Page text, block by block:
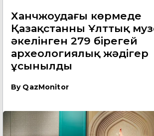
Ханчжоудағы көрмеде
Қазақстанның Ұлттық
әкелінген 279 бірегей
археологиялық жәдігер
ұсынылды
By QazMonitor